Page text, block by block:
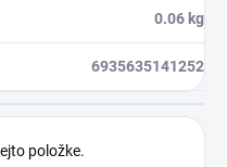
0.06 kg
6935635141252
položke.